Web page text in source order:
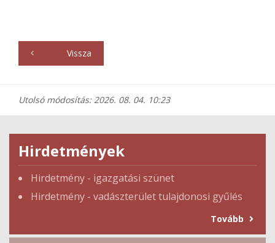
Vissza
Utolsó módosítás: 2026. 08. 04. 10:23
Hirdetmények
Hirdetmény - igazgatási szünet
Hirdetmény - vadászterület tulajdonosi gyűlés
Tovább